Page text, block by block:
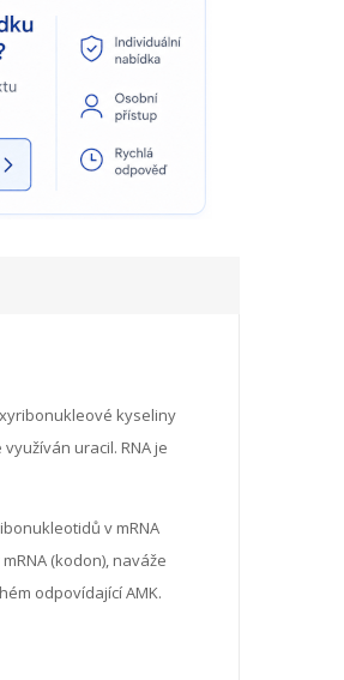
kyseliny
uracil. RNA je
v mRNA
(kodon), naváže
odpovídající AMK.